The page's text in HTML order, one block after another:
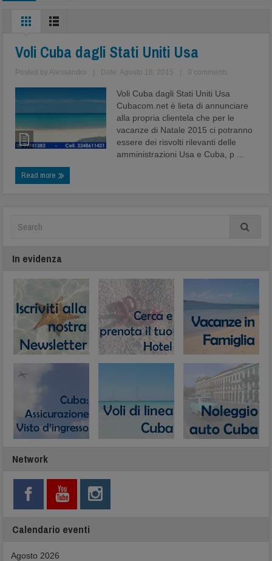
Voli Cuba dagli Stati Uniti Usa
Posted by Alessandro Date: Agosto 18, 2015 0 comments
Voli Cuba dagli Stati Uniti Usa
Cubacom.net è lieta di annunciare
alla propria clientela che per le
vacanze di Natale 2015 ci potranno
essere dei risvolti rilevanti delle
amministrazioni Usa e Cuba, p ...
Read more
In evidenza
Network
Calendario eventi
Agosto 2026